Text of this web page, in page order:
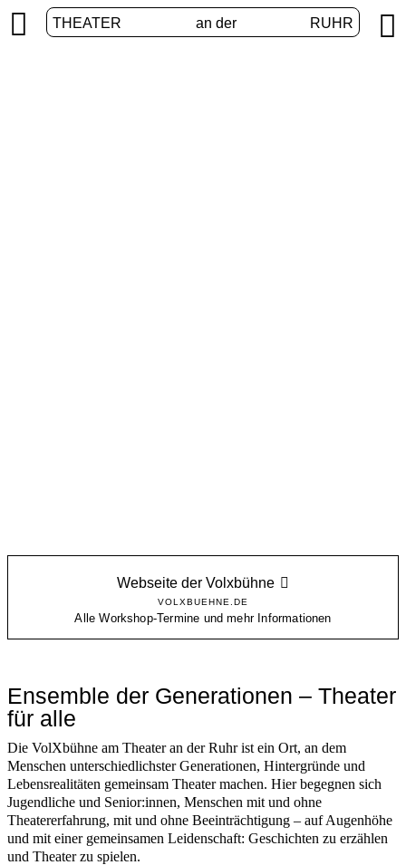
THEATER an der RUHR
 
Webseite der Volxbühne
VOLXBUEHNE.DE
Alle Workshop-Termine und mehr Informationen
Ensemble der Generationen – Theater
für alle
Die VolXbühne am Theater an der Ruhr ist ein Ort, an dem
Menschen unterschiedlichster Generationen, Hintergründe und
Lebensrealitäten gemeinsam Theater machen. Hier begegnen sich
Jugendliche und Senior:innen, Menschen mit und ohne
Theatererfahrung, mit und ohne Beeinträchtigung – auf Augenhöhe
und mit einer gemeinsamen Leidenschaft: Geschichten zu erzählen
und Theater zu spielen.